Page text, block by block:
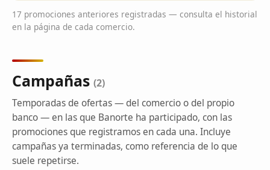
17 promociones anteriores registradas — consulta el historial
en la página de cada comercio.
Campañas (2)
Temporadas de ofertas — del comercio o del propio
banco — en las que Banorte ha participado, con las
promociones que registramos en cada una. Incluye
campañas ya terminadas, como referencia de lo que
suele repetirse.